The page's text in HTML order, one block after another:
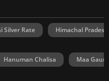
Silver Rate Himachal
Hanuman Chalisa Maa Gauri